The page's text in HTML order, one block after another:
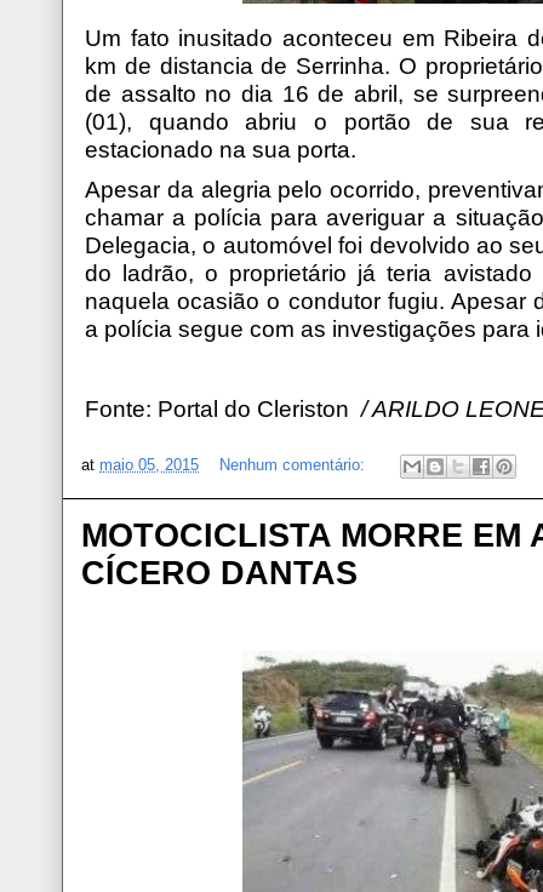
Um fato inusitado aconteceu em Ribeira
km de distancia de Serrinha. O
de assalto no dia 16 de abril, se
(01), quando abriu o portão de sua
estacionado na sua porta.
Apesar da alegria pelo ocorrido,
chamar a polícia para averiguar a
Delegacia, o automóvel foi devolvido ao
do ladrão, o proprietário já teria
naquela ocasião o condutor fugiu. Apesar
a polícia segue com as investigações para
Fonte: Portal do Cleriston / ARILDO
at maio 05, 2015 Nenhum comentário:
MOTOCICLISTA MORRE EM
CÍCERO DANTAS